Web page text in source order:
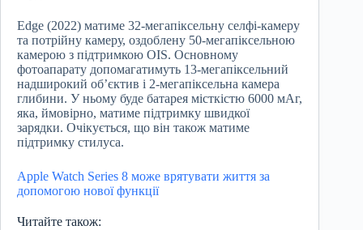
Edge (2022) матиме 32-мегапіксельну селфі-камеру
та потрійну камеру, оздоблену 50-мегапіксельною
камерою з підтримкою OIS. Основному
фотоапарату допомагатимуть 13-мегапіксельний
надширокий об’єктив і 2-мегапіксельна камера
глибини. У ньому буде батарея місткістю 6000 мАг,
яка, ймовірно, матиме підтримку швидкої
зарядки. Очікується, що він також матиме
підтримку стилуса.
Apple Watch Series 8 може врятувати життя за
допомогою нової функції
Читайте також: